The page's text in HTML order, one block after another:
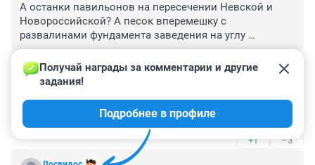
А останки павильонов на пересечении Невской и
Новороссийской? А песок вперемешку с
развалинами фундамента заведения на углу
Пархоменко/Невская? А безобразие на месте
павильона Царь-Продукт на Двинской (рядом с ул.
Совнаркомовской)? Это лишь те места по которым
Неужели восстановление тротуаров или
формирование клумб, высадка деревьев и нашего
"фирменного" самшита на данных участках является
невыполнимой миссией?
–0
Гость
Не нужон нам этот ваш малый бизнес!
+1 –3
Получай награды за комментарии и другие
задания!
Подробнее в профиле